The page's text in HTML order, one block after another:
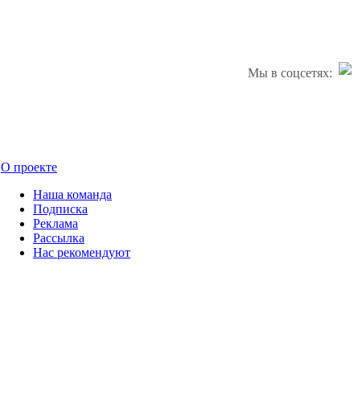
Мы в соцсетях:
О проекте
Наша команда
Подписка
Реклама
Рассылка
Нас рекомендуют